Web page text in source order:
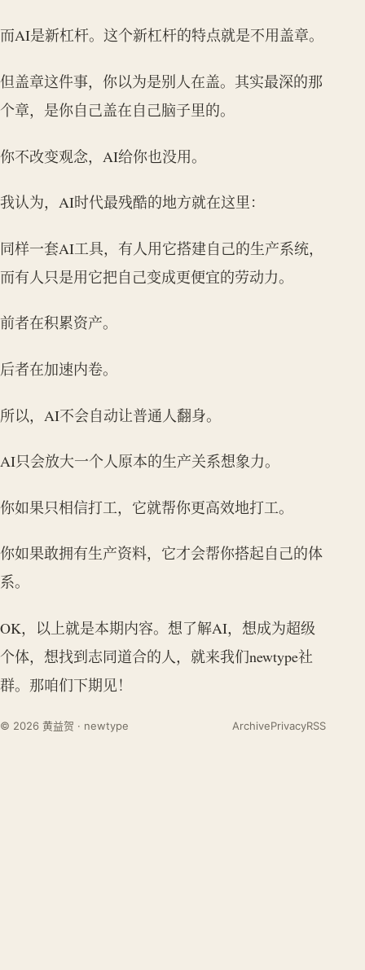
而AI是新杠杆。这个新杠杆的特点就是不用盖章。
但盖章这件事，你以为是别人在盖。其实最深的那
个章，是你自己盖在自己脑子里的。
你不改变观念，AI给你也没用。
我认为，AI时代最残酷的地方就在这里：
同样一套AI工具，有人用它搭建自己的生产系统，
而有人只是用它把自己变成更便宜的劳动力。
前者在积累资产。
后者在加速内卷。
所以，AI不会自动让普通人翻身。
AI只会放大一个人原本的生产关系想象力。
你如果只相信打工，它就帮你更高效地打工。
你如果敢拥有生产资料，它才会帮你搭起自己的体
系。
OK，以上就是本期内容。想了解AI，想成为超级
个体，想找到志同道合的人，就来我们newtype社
群。那咱们下期见！
© 2026 黄益贺 · newtype ArchivePrivacyRSS